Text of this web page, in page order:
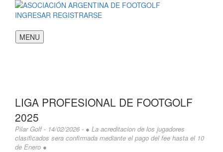
INGRESAR REGISTRARSE
MENU
LIGA PROFESIONAL DE FOOTGOLF
2025
Pilar Golf - 14/02/2026 - ● La acreditacion de los jugadores
clasificados sera confirmada mediante el pago del fee hasta el 10
de Enero ●